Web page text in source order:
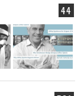
44